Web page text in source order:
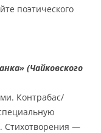
поэтического
(Чайковского
Контрабас/
Стихотворения —